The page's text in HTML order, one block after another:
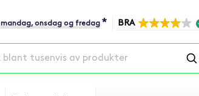
mandag, onsdag og fredag * BRA